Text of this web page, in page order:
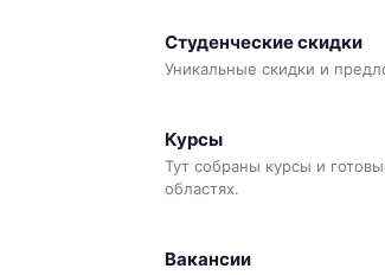
Студенческие скидки
Уникальные скидки и
Курсы
Тут собраны курсы и
областях.
Вакансии